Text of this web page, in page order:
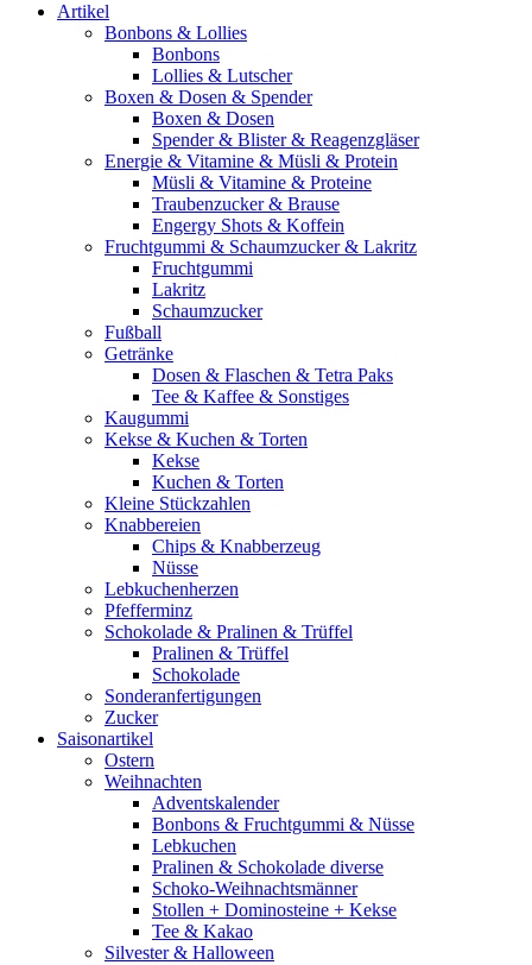
Artikel
Bonbons & Lollies
Bonbons
Lollies & Lutscher
Boxen & Dosen & Spender
Boxen & Dosen
Spender & Blister & Reagenzgläser
Energie & Vitamine & Müsli & Protein
Müsli & Vitamine & Proteine
Traubenzucker & Brause
Engergy Shots & Koffein
Fruchtgummi & Schaumzucker & Lakritz
Fruchtgummi
Lakritz
Schaumzucker
Fußball
Getränke
Dosen & Flaschen & Tetra Paks
Tee & Kaffee & Sonstiges
Kaugummi
Kekse & Kuchen & Torten
Kekse
Kuchen & Torten
Kleine Stückzahlen
Knabbereien
Chips & Knabberzeug
Nüsse
Lebkuchenherzen
Pfefferminz
Schokolade & Pralinen & Trüffel
Pralinen & Trüffel
Schokolade
Sonderanfertigungen
Zucker
Saisonartikel
Ostern
Weihnachten
Adventskalender
Bonbons & Fruchtgummi & Nüsse
Lebkuchen
Pralinen & Schokolade diverse
Schoko-Weihnachtsmänner
Stollen + Dominosteine + Kekse
Tee & Kakao
Silvester & Halloween